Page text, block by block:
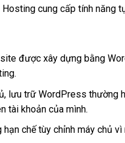
cung cấp tính năng
được xây dựng bằng
lưu trữ WordPress thường
tài khoản của mình.
chế tùy chỉnh máy chủ